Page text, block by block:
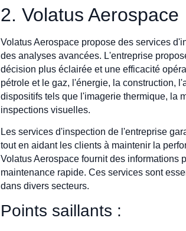
2. Volatus Aerospace
Volatus Aerospace propose des services
des analyses avancées. L'entreprise
décision plus éclairée et une efficacité
pétrole et le gaz, l'énergie, la construction,
dispositifs tels que l'imagerie thermique, la
inspections visuelles.
Les services d'inspection de l'entreprise
tout en aidant les clients à maintenir la
Volatus Aerospace fournit des informations
maintenance rapide. Ces services sont
dans divers secteurs.
Points saillants :